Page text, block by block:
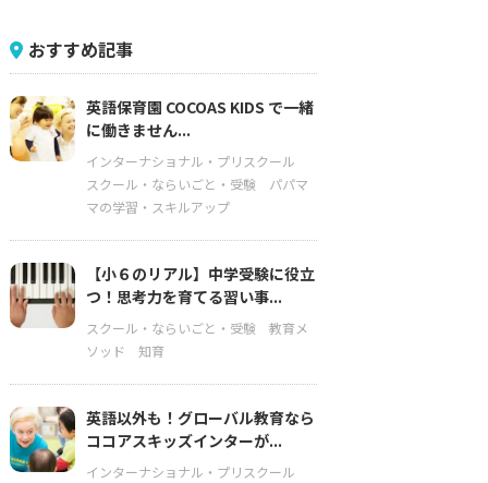
おすすめ記事
英語保育園 COCOAS KIDS で一緒
に働きません...
インターナショナル・プリスクール
スクール・ならいごと・受験
パパマ
マの学習・スキルアップ
【小６のリアル】中学受験に役立
つ！思考力を育てる習い事...
スクール・ならいごと・受験
教育メ
ソッド
知育
英語以外も！グローバル教育なら
ココアスキッズインターが...
インターナショナル・プリスクール